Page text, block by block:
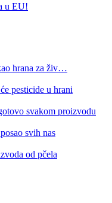
u EU!
hrana za živ…
pesticide u hrani
svakom proizvodu
svih nas
od pčela